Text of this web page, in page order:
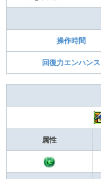
操作時間
回復力エンハンス
属性